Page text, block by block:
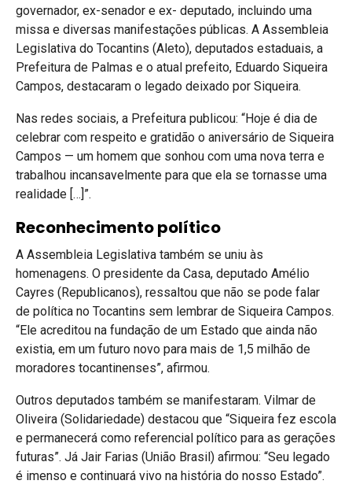
governador, ex-senador e ex- deputado, incluindo uma
missa e diversas manifestações públicas. A Assembleia
Legislativa do Tocantins (Aleto), deputados estaduais, a
Prefeitura de Palmas e o atual prefeito, Eduardo Siqueira
Campos, destacaram o legado deixado por Siqueira.
Nas redes sociais, a Prefeitura publicou: “Hoje é dia de
celebrar com respeito e gratidão o aniversário de Siqueira
Campos — um homem que sonhou com uma nova terra e
trabalhou incansavelmente para que ela se tornasse uma
realidade […]”.
Reconhecimento político
A Assembleia Legislativa também se uniu às
homenagens. O presidente da Casa, deputado Amélio
Cayres (Republicanos), ressaltou que não se pode falar
de política no Tocantins sem lembrar de Siqueira Campos.
“Ele acreditou na fundação de um Estado que ainda não
existia, em um futuro novo para mais de 1,5 milhão de
moradores tocantinenses”, afirmou.
Outros deputados também se manifestaram. Vilmar de
Oliveira (Solidariedade) destacou que “Siqueira fez escola
e permanecerá como referencial político para as gerações
futuras”. Já Jair Farias (União Brasil) afirmou: “Seu legado
é imenso e continuará vivo na história do nosso Estado”.